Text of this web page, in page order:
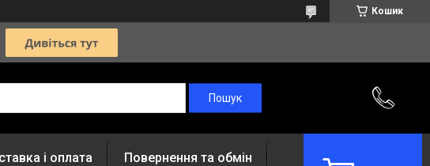
Кошик
і оплата Повернення та обмін